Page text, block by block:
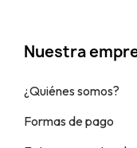
Nuestra
¿Quiénes somos?
Formas de pago